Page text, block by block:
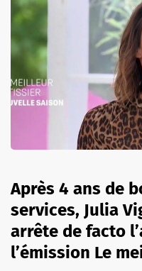
Après 4 ans de
services, Julia
arrête de facto
l’émission Le